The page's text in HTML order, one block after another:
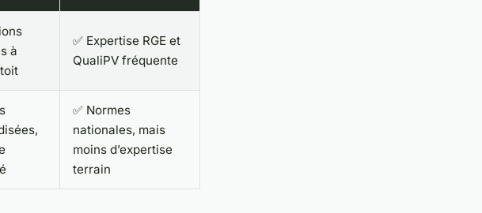
à
✅ Expertise RGE et
QualiPV fréquente
✅ Normes
nationales, mais
moins d’expertise
terrain